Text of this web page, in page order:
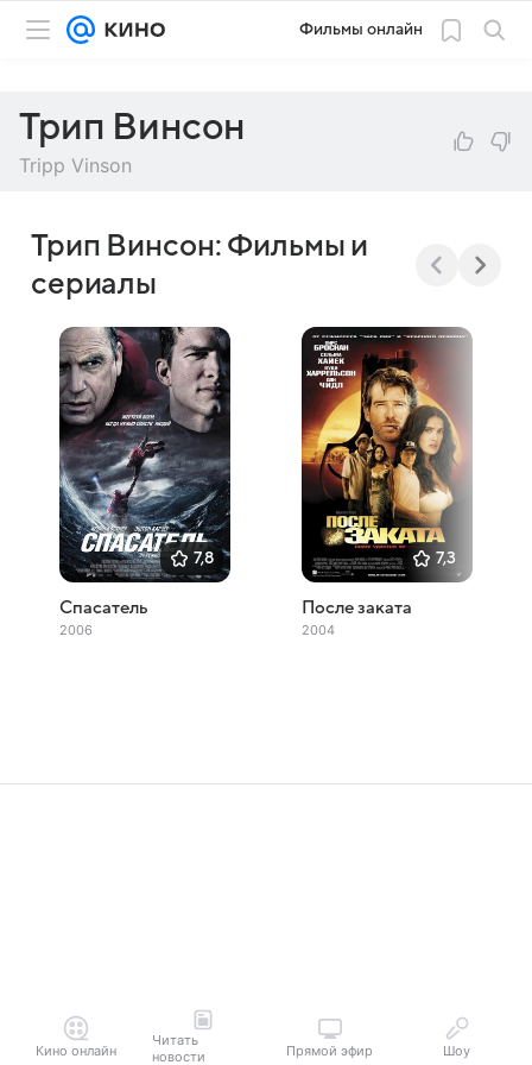
Фильмы онлайн
Трип Винсон
Tripp Vinson
Трип Винсон: Фильмы и
сериалы
7,8
Спасатель
2006
7,3
После заката
2004
Кино онлайн
Читать
новости
Прямой эфир Шоу